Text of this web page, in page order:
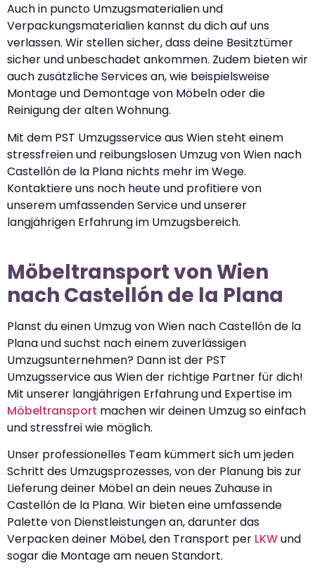
Auch in puncto Umzugsmaterialien und
Verpackungsmaterialien kannst du dich auf uns
verlassen. Wir stellen sicher, dass deine Besitztümer
sicher und unbeschadet ankommen. Zudem bieten wir
auch zusätzliche Services an, wie beispielsweise
Montage und Demontage von Möbeln oder die
Reinigung der alten Wohnung.
Mit dem PST Umzugsservice aus Wien steht einem
stressfreien und reibungslosen Umzug von Wien nach
Castellón de la Plana nichts mehr im Wege.
Kontaktiere uns noch heute und profitiere von
unserem umfassenden Service und unserer
langjährigen Erfahrung im Umzugsbereich.
Möbeltransport von Wien
nach Castellón de la Plana
Planst du einen Umzug von Wien nach Castellón de la
Plana und suchst nach einem zuverlässigen
Umzugsunternehmen? Dann ist der PST
Umzugsservice aus Wien der richtige Partner für dich!
Mit unserer langjährigen Erfahrung und Expertise im
Möbeltransport machen wir deinen Umzug so einfach
und stressfrei wie möglich.
Unser professionelles Team kümmert sich um jeden
Schritt des Umzugsprozesses, von der Planung bis zur
Lieferung deiner Möbel an dein neues Zuhause in
Castellón de la Plana. Wir bieten eine umfassende
Palette von Dienstleistungen an, darunter das
Verpacken deiner Möbel, den Transport per LKWund
sogar die Montage am neuen Standort.